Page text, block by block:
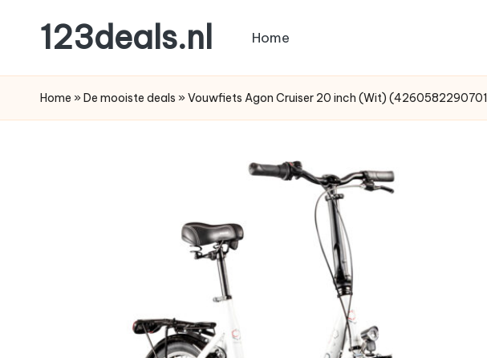
123deals.nl
leukste
deals
Home
Home » De mooiste deals » Vouwfiets Agon Cruiser 20 inch (Wit)